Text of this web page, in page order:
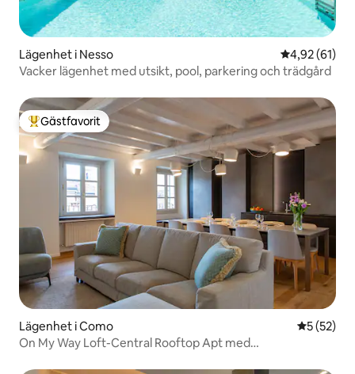
Lägenhet i Nesso 4,92 av 5 i
4,92 (61)
Vacker lägenhet med utsikt, pool, parkering och trädgård
Populär gästfavorit
Gästfavorit
Lägenhet i Como 5 av 5 i
5 (52)
On My Way Loft-Central Rooftop Apt med